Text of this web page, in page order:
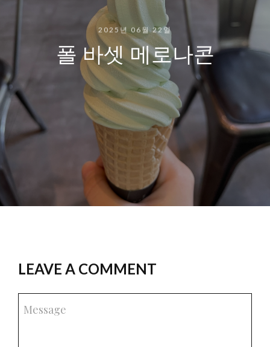
2025년 06월 22일
폴 바셋 메로나콘
LEAVE A COMMENT